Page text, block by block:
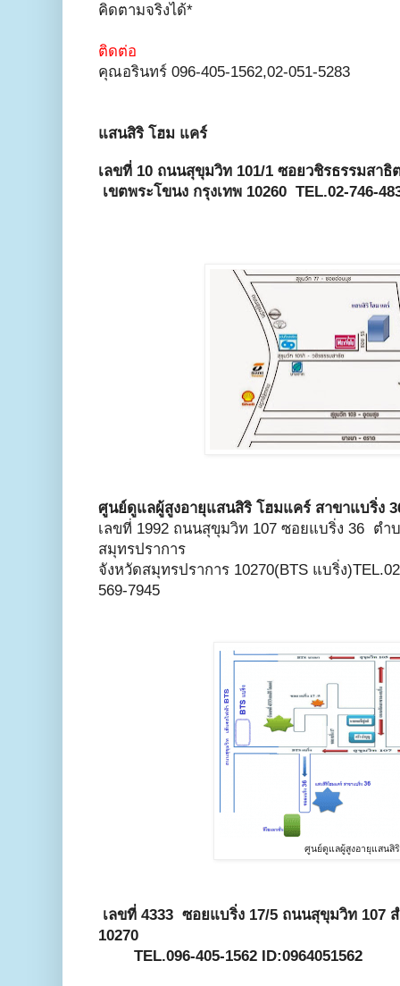
คิดตามจริงได้*
ติดต่อ
คุณอรินทร์ 096-405-1562,02-051-5283
แสนสิริ โฮม แคร์
เลขที่ 10 ถนนสุขุมวิท 101/1 ซอยวชิรธรรมสาธิ
เขตพระโขนง กรุงเทพ 10260 TEL.02-746-
ศูนย์ดูแลผู้สูงอายุแสนสิริ โฮมแคร์ สาขาแบริ่ง
เลขที่ 1992 ถนนสุขุมวิท 107 ซอยแบริ่ง 36 ตำบ
สมุทรปราการ
จังหวัดสมุทรปราการ 10270(BTS แบริ่ง
569-7945
ศูนย์ดูแลผู้สูงอายุแสนสิริ
เลขที่ 4333 ซอยแบริ่ง 17/5 ถนนสุขุมวิท 107
10270
TEL.096-405-1562 ID:0964051562